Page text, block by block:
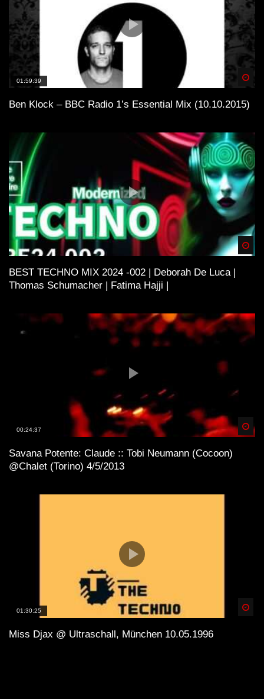
01:59:39
Ben Klock – BBC Radio 1’s Essential Mix (10.10.2015)
BEST TECHNO MIX 2024 -002 | Deborah De Luca |
Thomas Schumacher | Fatima Hajji |
00:24:37
Savana Potente: Claude :: Tobi Neumann (Cocoon)
@Chalet (Torino) 4/5/2013
01:30:25
Miss Djax @ Ultraschall, München 10.05.1996